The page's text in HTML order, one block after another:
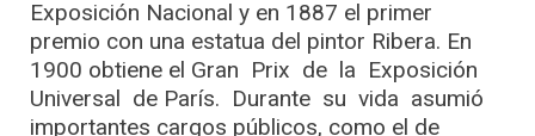
Exposición Nacional y en 1887 el primer
premio con una estatua del pintor Ribera. En
1900 obtiene el Gran Prix de la Exposición
Universal de París. Durante su vida asumió
importantes cargos públicos, como el de